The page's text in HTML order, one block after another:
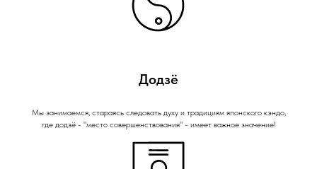
Додзё
Мы занимаемся, стараясь следовать духу и традициям японского кэндо,
где додзё - "место совершенствования" - имеет важное значение!